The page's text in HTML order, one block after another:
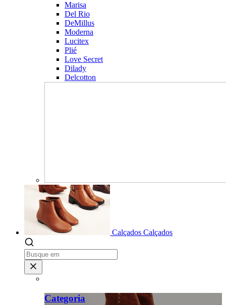
Marisa
Del Rio
DeMillus
Moderna
Lucitex
Plié
Love Secret
Dilady
Delcotton
Calçados Calçados
Categoria